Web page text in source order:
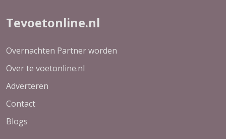
Tevoetonline.nl
Overnachten Partner worden
Over te voetonline.nl
Adverteren
Contact
Blogs